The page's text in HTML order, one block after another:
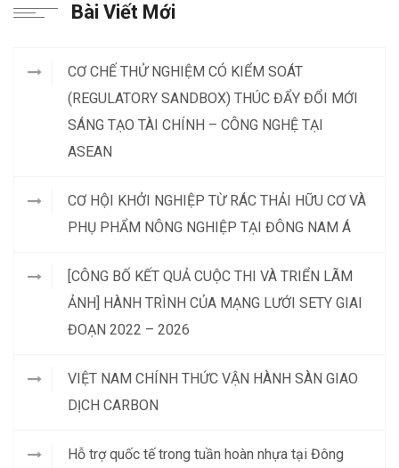
Bài Viết Mới
CƠ CHẾ THỬ NGHIỆM CÓ KIỂM SOÁT
(REGULATORY SANDBOX) THÚC ĐẨY ĐỔI MỚI
SÁNG TẠO TÀI CHÍNH – CÔNG NGHỆ TẠI
ASEAN
CƠ HỘI KHỞI NGHIỆP TỪ RÁC THẢI HỮU CƠ VÀ
PHỤ PHẨM NÔNG NGHIỆP TẠI ĐÔNG NAM Á
[CÔNG BỐ KẾT QUẢ CUỘC THI VÀ TRIỂN LÃM
ẢNH] HÀNH TRÌNH CỦA MẠNG LƯỚI SETY GIAI
ĐOẠN 2022 – 2026
VIỆT NAM CHÍNH THỨC VẬN HÀNH SÀN GIAO
DỊCH CARBON
Hỗ trợ quốc tế trong tuần hoàn nhựa tại Đông